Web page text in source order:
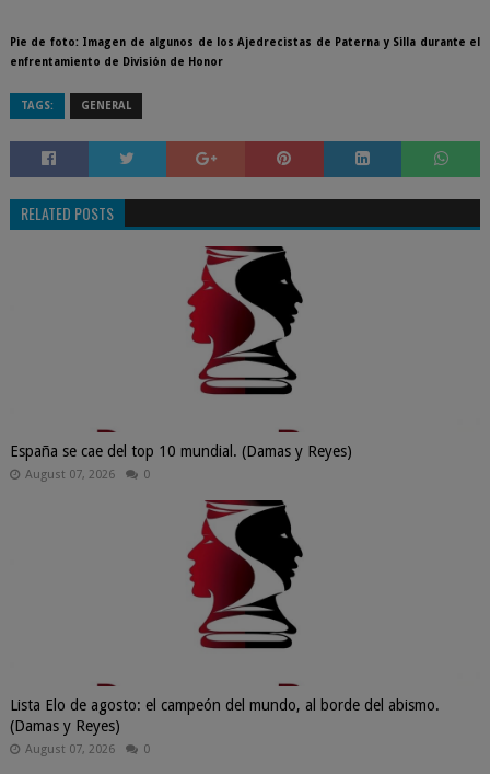
Pie de foto: Imagen de algunos de los Ajedrecistas de Paterna y Silla durante el
enfrentamiento de División de Honor
TAGS: GENERAL
RELATED POSTS
España se cae del top 10 mundial. (Damas y Reyes)
August 07, 2026 0
Lista Elo de agosto: el campeón del mundo, al borde del abismo.
(Damas y Reyes)
August 07, 2026 0